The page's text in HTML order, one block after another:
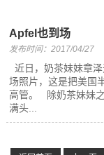
Apfel也到场
发布时间：2017/04/27
近日，奶茶妹妹章
场照片，这是把美国
高管。 除奶茶妹妹
满头...